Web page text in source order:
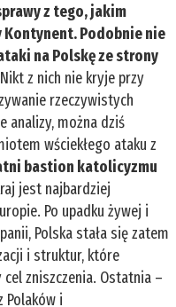
z tego, jakim
Podobnie nie
na Polskę ze strony
Nikt z nich nie kryje przy
rzeczywistych
analizy, można dziś
wściekłego ataku z
bastion katolicyzmu
jest najbardziej
Po upadku żywej i
Polska stała się zatem
i struktur, które
zniszczenia. Ostatnia –
Polaków i